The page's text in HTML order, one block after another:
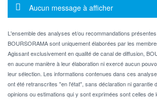
Message d'information
Aucun message à afficher
L'ensemble des analyses et/ou recommandations
BOURSORAMA sont uniquement élaborées par les
Agissant exclusivement en qualité de canal de diffusion,
en aucune manière à leur élaboration ni exercé aucun
leur sélection. Les informations contenues dans ces
ont été retranscrites "en l'état", sans déclaration ni garantie
opinions ou estimations qui y sont exprimées sont celles de